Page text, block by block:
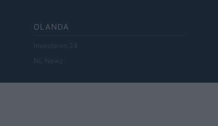
OLANDA
Investeren 24
NL Newz